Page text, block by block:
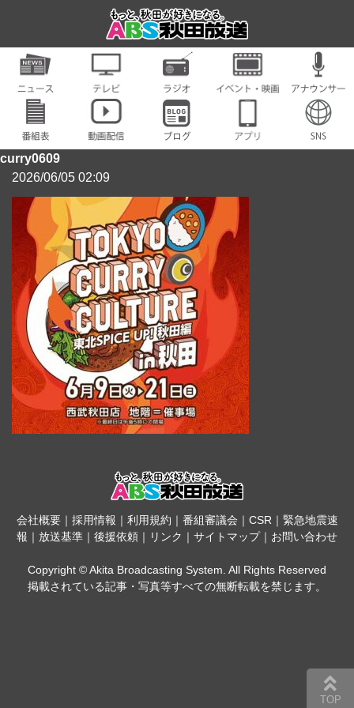
curry0609
2026/06/05 02:09
会社概要｜ 採用情報 ｜ 利用規約 ｜ 番組審議会 ｜ CSR｜ 緊急地震速
報 ｜ 放送基準 ｜ 後援依頼 ｜ リンク ｜ サイトマップ｜ お問い合わせ
Copyright © Akita Broadcasting System. All Rights Reserved
掲載されている記事・写真等すべての無断転載を禁じます。